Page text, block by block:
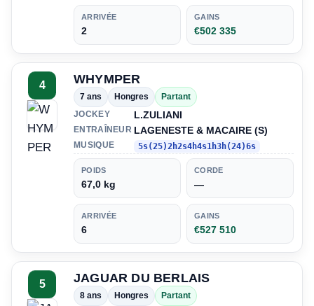
ARRIVÉE
2
GAINS
€502 335
4 WHYMPER
7 ans Hongres
Partant
JOCKEY
L.ZULIANI
ENTRAÎNEUR LAGENESTE & MACAIRE (S)
MUSIQUE 5s(25)2h2s4h4s1h3h(24)6s
POIDS
67,0 kg
CORDE
—
ARRIVÉE
6
GAINS
€527 510
5 JAGUAR DU BERLAIS
8 ans Hongres
Partant